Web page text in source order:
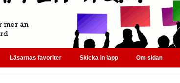
Läsarnas favoriter Skicka in lapp Om sidan